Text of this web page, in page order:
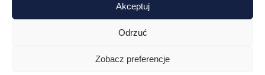
Akceptuj
Odrzuć
Zobacz preferencje
Certyfikat SSL
Zaufany sprzedawca
Sprawdź opinie